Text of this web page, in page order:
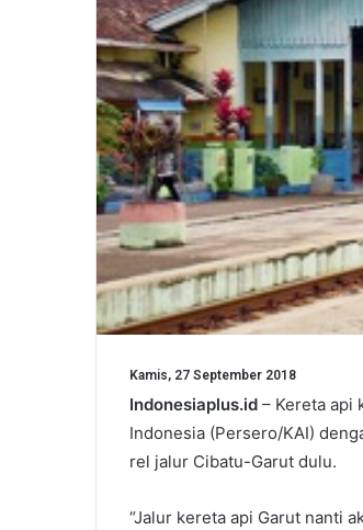
Kamis, 27 September 2018
Indonesiaplus.id – Kereta api
Indonesia (Persero/KAI)
rel jalur Cibatu-Garut dulu.
“Jalur kereta api Garut nanti